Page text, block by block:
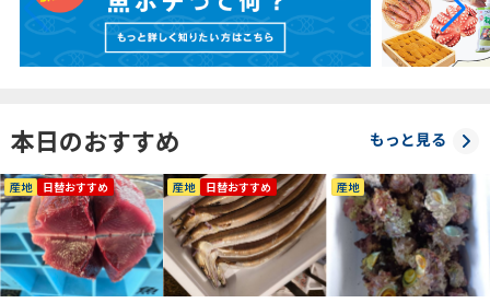
本日のおすすめ もっと見る
産地 日替おすすめ 産地 日替おすすめ 産地